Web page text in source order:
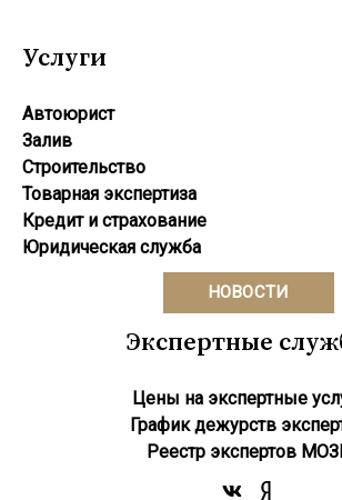
Услуги
Автоюрист
Залив
Строительство
Товарная экспертиза
Кредит и страхование
Юридическая служба
НОВОСТИ
Экспертные
Цены на экспертные
График дежурств
Реестр экcпертов